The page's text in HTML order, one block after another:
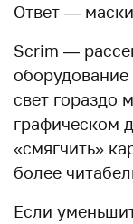
Ответ —
Scrim —
свет гораздо
графическом
«смягчить»
более
Если